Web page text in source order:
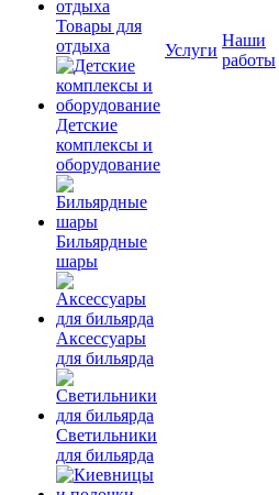
Товары для
отдыха
Детские
комплексы и
оборудование
Бильярдные
шары
Аксессуары
для бильярда
Светильники
для бильярда
Услуги
Наши
работы